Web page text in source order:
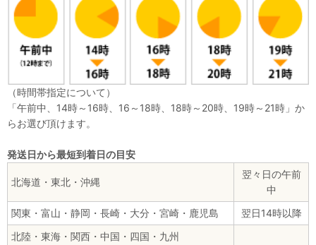
（時間帯指定について）
「午前中、14時～16時、16～18時、18時～20時、19時～21時」か
らお選び頂けます。
発送日から最短到着日の目安
北海道・東北・沖縄
翌々日の午前
中
関東・富山・静岡・長崎・大分・宮崎・鹿児島
翌日14時以降
北陸・東海・関西・中国・四国・九州